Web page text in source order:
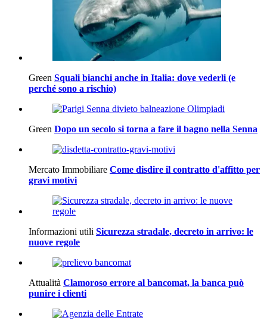
Green Squali bianchi anche in Italia: dove vederli (e
perché sono a rischio)
Green Dopo un secolo si torna a fare il bagno nella Senna
Mercato Immobiliare Come disdire il contratto d'affitto per
gravi motivi
Informazioni utili Sicurezza stradale, decreto in arrivo: le
nuove regole
Attualità Clamoroso errore al bancomat, la banca può
punire i clienti